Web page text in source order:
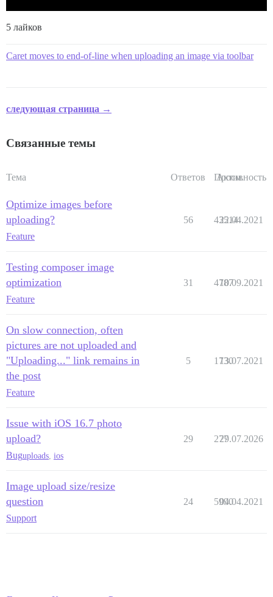
5 лайков
Caret moves to end-of-line when uploading an image via toolbar
следующая страница →
Связанные темы
Тема Ответов Просм.
Активность
Optimize images before
uploading?
Feature
56 43514
22.04.2021
Testing composer image
optimization
Feature
31 4787
10.09.2021
On slow connection, often
pictures are not uploaded and
"Uploading..." link remains in
the post
Feature
5 1730
13.07.2021
Issue with iOS 16.7 photo
upload?
Buguploads ios
29 277
29.07.2026
Image upload size/resize
question
Support
24 5990
04.04.2021